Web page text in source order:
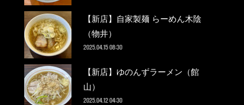
【新店】自家製麺 らーめん木陰
（物井）
2025.04.15 08:30
【新店】ゆのんずラーメン（館
山）
2025.04.12 04:30